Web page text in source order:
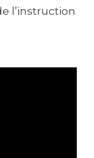
l’instruction